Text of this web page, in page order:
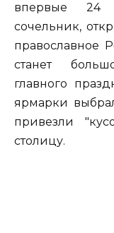
впервые 24
сочельник,
православное
станет
главного
ярмарки
привезли
столицу.